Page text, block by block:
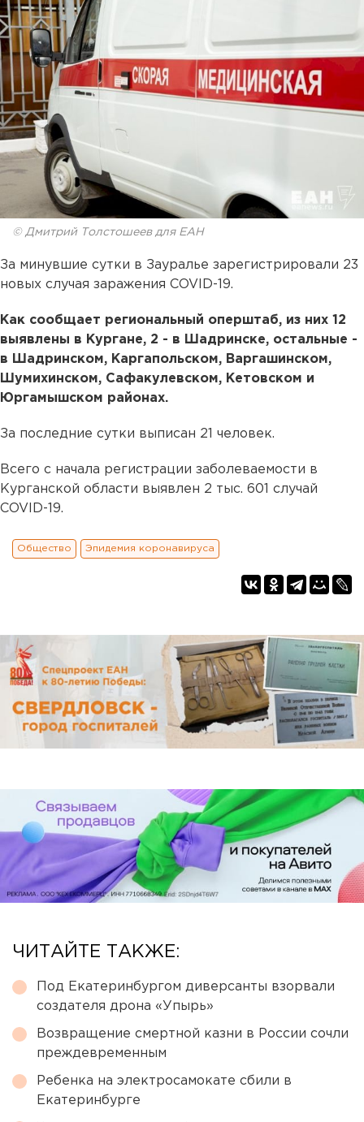
© Дмитрий Толстошеев для ЕАН
За минувшие сутки в Зауралье зарегистрировали 23
новых случая заражения COVID-19.
Как сообщает региональный оперштаб, из них 12
выявлены в Кургане, 2 - в Шадринске, остальные -
в Шадринском, Каргапольском, Варгашинском,
Шумихинском, Сафакулевском, Кетовском и
Юргамышском районах.
За последние сутки выписан 21 человек.
Всего с начала регистрации заболеваемости в
Курганской области выявлен 2 тыс. 601 случай
COVID-19.
Общество Эпидемия коронавируса
ЧИТАЙТЕ ТАКЖЕ:
Под Екатеринбургом диверсанты взорвали
создателя дрона «Упырь»
Возвращение смертной казни в России сочли
преждевременным
Ребенка на электросамокате сбили в
Екатеринбурге